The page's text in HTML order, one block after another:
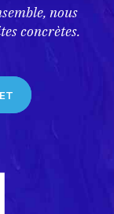
nous
concrètes.